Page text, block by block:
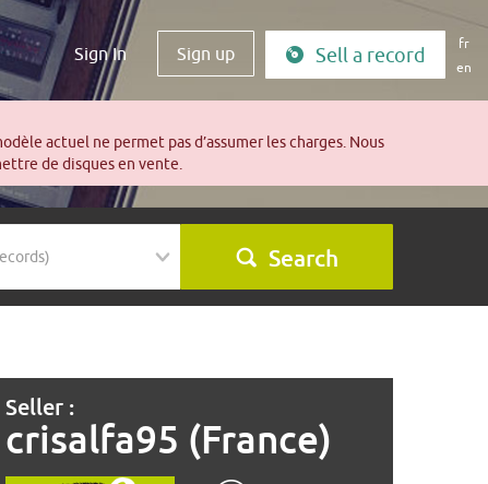
actuel ne permet pas d’assumer les charges. Nous
de disques en vente.
Sign In Sign up Sell a record
fr
en
Search
Seller :
crisalfa95 (France)